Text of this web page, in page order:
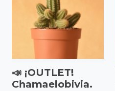
📣 ¡OUTLET!
Chamaelobivia.